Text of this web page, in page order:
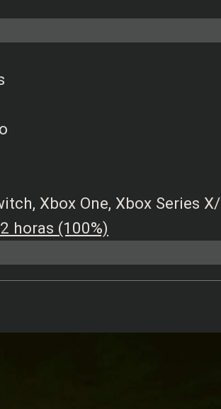
Xbox One, Xbox Series
horas (100%)